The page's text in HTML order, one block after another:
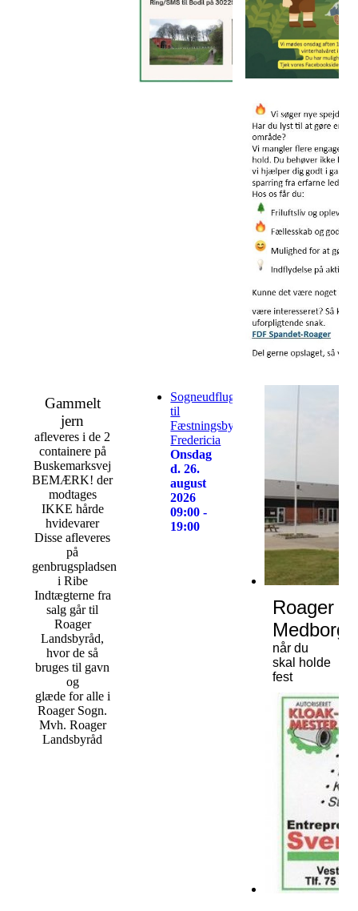
Gammelt
jern
afleveres i de 2
containere på
Buskemarksvej
BEMÆRK! der
modtages
IKKE hårde
hvidevarer
Disse afleveres
på
genbrugspladsen
i Ribe
Indtægterne fra
salg går til
Roager
Landsbyråd,
hvor de så
bruges til gavn
og
glæde for alle i
Roager Sogn.
Mvh. Roager
Landsbyråd
Sogneudflugt
til
Fæstningsbyen
Fredericia
Onsdag
d. 26.
august
2026
09:00 -
19:00
Roager
når du
skal holde
fest